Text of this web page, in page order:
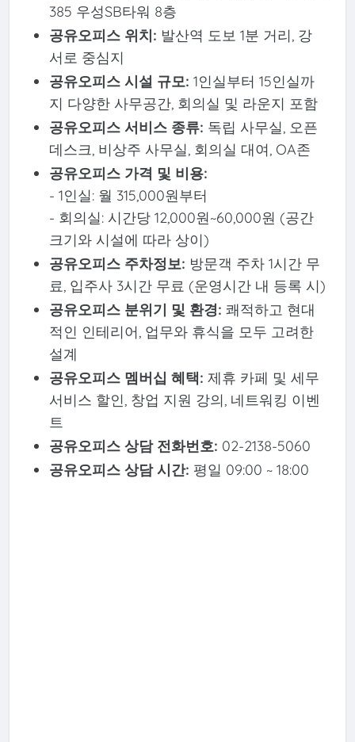
385 우성SB타워 8층
공유오피스 위치: 발산역 도보 1분 거리, 강
서로 중심지
공유오피스 시설 규모: 1인실부터 15인실까
지 다양한 사무공간, 회의실 및 라운지 포함
공유오피스 서비스 종류: 독립 사무실, 오픈
데스크, 비상주 사무실, 회의실 대여, OA존
공유오피스 가격 및 비용:
- 1인실: 월 315,000원부터
- 회의실: 시간당 12,000원~60,000원 (공간
크기와 시설에 따라 상이)
공유오피스 주차정보: 방문객 주차 1시간 무
료, 입주사 3시간 무료 (운영시간 내 등록 시)
공유오피스 분위기 및 환경: 쾌적하고 현대
적인 인테리어, 업무와 휴식을 모두 고려한
설계
공유오피스 멤버십 혜택: 제휴 카페 및 세무
서비스 할인, 창업 지원 강의, 네트워킹 이벤
트
공유오피스 상담 전화번호: 02-2138-5060
공유오피스 상담 시간: 평일 09:00 ~ 18:00